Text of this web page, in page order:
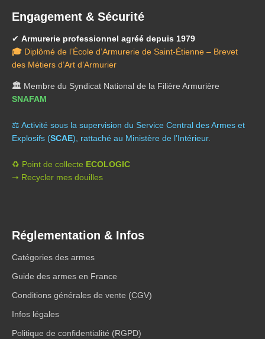
Engagement & Sécurité
✔ Armurerie professionnel agréé depuis 1979
🎓 Diplômé de l’École d’Armurerie de Saint-Étienne – Brevet
des Métiers d’Art d’Armurier
🏛️ Membre du Syndicat National de la Filière Armurière
SNAFAM
⚖️ Activité sous la supervision du Service Central des Armes et
Explosifs (SCAE), rattaché au Ministère de l’Intérieur.
♻️ Point de collecte ECOLOGIC
➝ Recycler mes douilles
Réglementation & Infos
Catégories des armes
Guide des armes en France
Conditions générales de vente (CGV)
Infos légales
Politique de confidentialité (RGPD)